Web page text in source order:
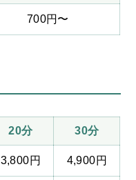
700円〜
20分 30分
3,800円 4,900円